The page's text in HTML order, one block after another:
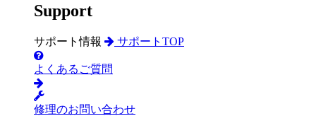
Support
サポート情報 サポートTOP
よくあるご質問
修理のお問い合わせ